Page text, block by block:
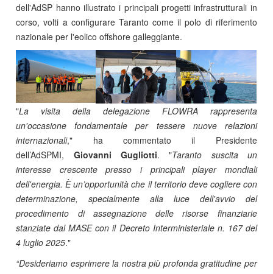
dell'AdSP hanno illustrato i principali progetti infrastrutturali in
corso, volti a configurare Taranto come il polo di riferimento
nazionale per l'eolico offshore galleggiante.
"La visita della delegazione FLOWRA rappresenta
un'occasione fondamentale per tessere nuove relazioni
internazionali," ha commentato il Presidente
dell’AdSPMI, Giovanni Gugliotti. "Taranto suscita un
interesse crescente presso i principali player mondiali
dell'energia. È un’opportunità che il territorio deve cogliere con
determinazione, specialmente alla luce dell'avvio del
procedimento di assegnazione delle risorse finanziarie
stanziate dal MASE con il Decreto Interministeriale n. 167 del
4 luglio 2025."
“Desideriamo esprimere la nostra più profonda gratitudine per